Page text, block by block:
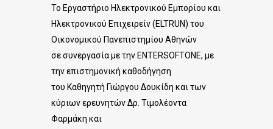
Το Εργαστήριο Ηλεκτρονικού Εμπορίου και
Ηλεκτρονικού Επιχειρείν (ELTRUN) του
Οικονομικού Πανεπιστημίου Αθηνών
σε συνεργασία με την ENTERSOFTONE, με
την επιστημονική καθοδήγηση
του Καθηγητή Γιώργου Δουκίδη και των
κύριων ερευνητών Δρ. Τιμολέοντα
Φαρμάκη και